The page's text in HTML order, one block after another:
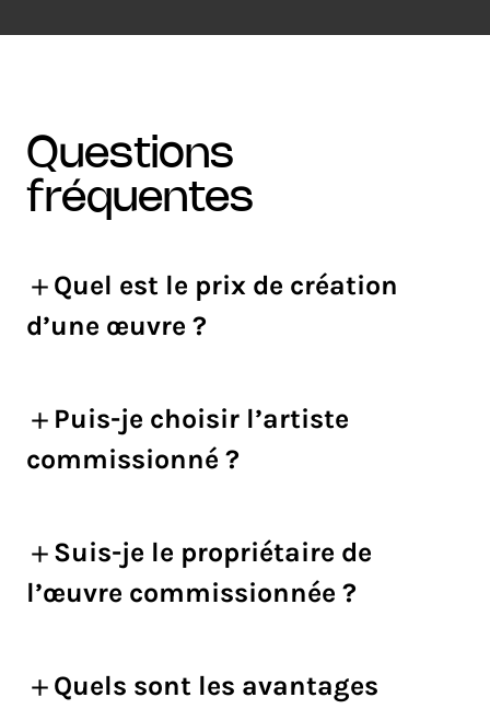
questions
fréquentes
Quel est le prix de création
d’une œuvre ?
Puis-je choisir l’artiste
commissionné ?
Suis-je le propriétaire de
l’œuvre commissionnée ?
Quels sont les avantages